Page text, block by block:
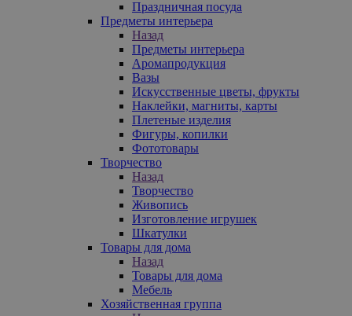
Праздничная посуда
Предметы интерьера
Назад
Предметы интерьера
Аромапродукция
Вазы
Искусственные цветы, фрукты
Наклейки, магниты, карты
Плетеные изделия
Фигуры, копилки
Фототовары
Творчество
Назад
Творчество
Живопись
Изготовление игрушек
Шкатулки
Товары для дома
Назад
Товары для дома
Мебель
Хозяйственная группа